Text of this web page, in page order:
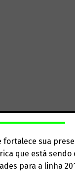
fortalece sua
que está sendo
para a linha